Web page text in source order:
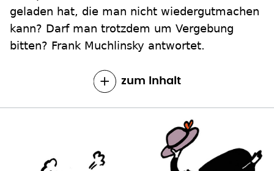
geladen hat, die man nicht wiedergutmachen
kann? Darf man trotzdem um Vergebung
bitten? Frank Muchlinsky antwortet.
zum Inhalt